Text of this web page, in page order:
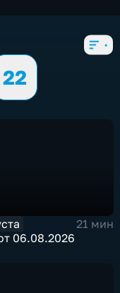
22
21 мин
06.08.2026